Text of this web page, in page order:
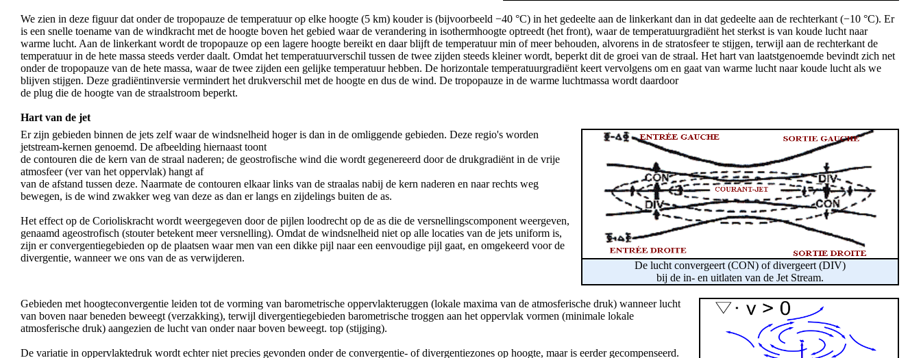
We zien in deze figuur dat onder de tropopauze de temperatuur op elke hoogte (5 km) kouder is (bijvoorbeeld −40 °C) in het gedeelte aan de linkerkant dan in dat gedeelte aan de rechterkant (−10 °C). Er
is een snelle toename van de windkracht met de hoogte boven het gebied waar de verandering in isothermhoogte optreedt (het front), waar de temperatuurgradiënt het sterkst is van koude lucht naar
warme lucht. Aan de linkerkant wordt de tropopauze op een lagere hoogte bereikt en daar blijft de temperatuur min of meer behouden, alvorens in de stratosfeer te stijgen, terwijl aan de rechterkant de
temperatuur in de hete massa steeds verder daalt. Omdat het temperatuurverschil tussen de twee zijden steeds kleiner wordt, beperkt dit de groei van de straal. Het hart van laatstgenoemde bevindt zich net
onder de tropopauze van de hete massa, waar de twee zijden een gelijke temperatuur hebben. De horizontale temperatuurgradiënt keert vervolgens om en gaat van warme lucht naar koude lucht als we
blijven stijgen. Deze gradiëntinversie vermindert het drukverschil met de hoogte en dus de wind. De tropopauze in de warme luchtmassa wordt daardoor
de plug die de hoogte van de straalstroom beperkt.
Hart van de jet
Er zijn gebieden binnen de jets zelf waar de windsnelheid hoger is dan in de omliggende gebieden. Deze regio's worden
jetstream-kernen genoemd. De afbeelding hiernaast toont
de contouren die de kern van de straal naderen; de geostrofische wind die wordt gegenereerd door de drukgradiënt in de vrije
atmosfeer (ver van het oppervlak) hangt af
van de afstand tussen deze. Naarmate de contouren elkaar links van de straalas nabij de kern naderen en naar rechts weg
bewegen, is de wind zwakker weg van deze as dan er langs en zijdelings buiten de as.
Het effect op de Corioliskracht wordt weergegeven door de pijlen loodrecht op de as die de versnellingscomponent weergeven,
genaamd ageostrofisch (stouter betekent meer versnelling). Omdat de windsnelheid niet op alle locaties van de jets uniform is,
zijn er convergentiegebieden op de plaatsen waar men van een dikke pijl naar een eenvoudige pijl gaat, en omgekeerd voor de
divergentie, wanneer we ons van de as verwijderen.
De lucht convergeert (CON) of divergeert (DIV)
bij de in- en uitlaten van de Jet Stream.
Gebieden met hoogteconvergentie leiden tot de vorming van barometrische oppervlakteruggen (lokale maxima van de atmosferische druk) wanneer lucht
van boven naar beneden beweegt (verzakking), terwijl divergentiegebieden barometrische troggen aan het oppervlak vormen (minimale lokale
atmosferische druk) aangezien de lucht van onder naar boven beweegt. top (stijging).
De variatie in oppervlaktedruk wordt echter niet precies gevonden onder de convergentie- of divergentiezones op hoogte, maar is eerder gecompenseerd.